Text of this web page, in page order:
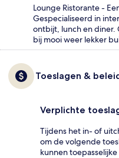
Lounge Ristorante -
Gespecialiseerd in
ontbijt, lunch en diner.
bij mooi weer lekker
Toeslagen &
Verplichte
Tijdens het in- of
om de volgende
kunnen